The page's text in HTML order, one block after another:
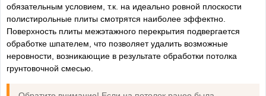
обязательным условием, т.к. на идеально ровной плоскости
полистирольные плиты смотрятся наиболее эффектно.
Поверхность плиты межэтажного перекрытия подвергается
обработке шпателем, что позволяет удалить возможные
неровности, возникающие в результате обработки потолка
грунтовочной смесью.